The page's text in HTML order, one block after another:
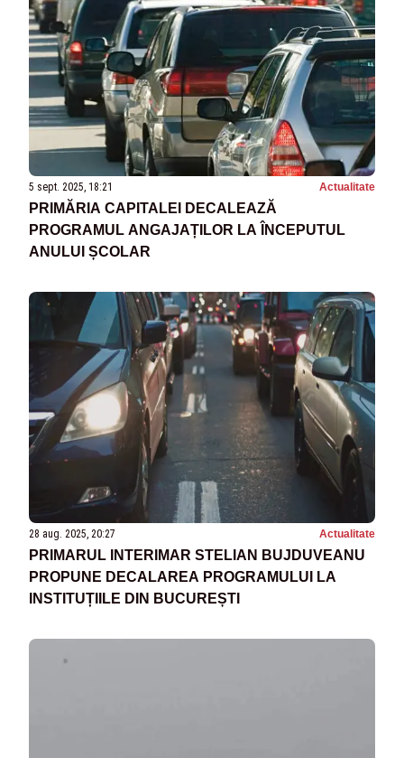
5 sept. 2025, 18:21 Actualitate
PRIMĂRIA CAPITALEI DECALEAZĂ
PROGRAMUL ANGAJAȚILOR LA ÎNCEPUTUL
ANULUI ȘCOLAR
28 aug. 2025, 20:27 Actualitate
PRIMARUL INTERIMAR STELIAN BUJDUVEANU
PROPUNE DECALAREA PROGRAMULUI LA
INSTITUȚIILE DIN BUCUREȘTI